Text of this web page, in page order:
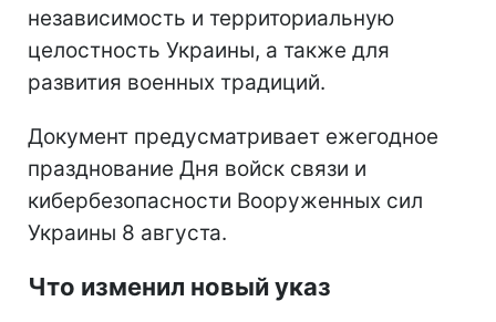
независимость и территориальную
целостность Украины, а также для
развития военных традиций.
Документ предусматривает ежегодное
празднование Дня войск связи и
кибербезопасности Вооруженных сил
Украины 8 августа.
Что изменил новый указ